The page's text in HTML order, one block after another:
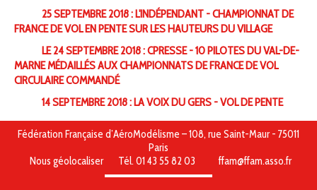
25 SEPTEMBRE 2018 : L'INDÉPENDANT - CHAMPIONNAT DE
FRANCE DE VOL EN PENTE SUR LES HAUTEURS DU VILLAGE
LE 24 SEPTEMBRE 2018 : CPRESSE - 10 PILOTES DU VAL-DE-
MARNE MÉDAILLÉS AUX CHAMPIONNATS DE FRANCE DE VOL
CIRCULAIRE COMMANDÉ
14 SEPTEMBRE 2018 : LA VOIX DU GERS - VOL DE PENTE
Fédération Française d’AéroModélisme – 108, rue Saint-Maur - 75011
Paris
Nous géolocaliser
Tél. 01 43 55 82 03 ffam@ffam.asso.fr